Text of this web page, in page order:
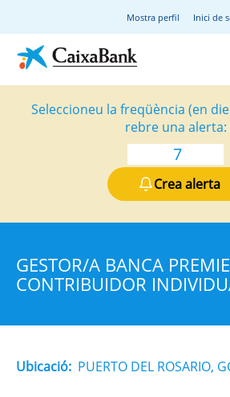
Mostra perfil Inici de
Seleccioneu la freqüència (en
rebre una alerta:
Crea alerta
GESTOR/A BANCA
CONTRIBUIDOR
Ubicació: PUERTO DEL ROSARIO,